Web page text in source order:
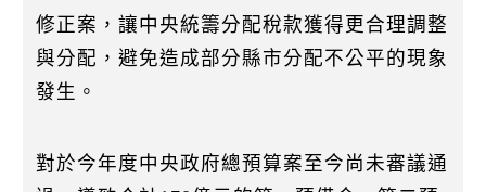
修正案，讓中央統籌分配稅款獲得更合理調整
與分配，避免造成部分縣市分配不公平的現象
發生。
對於今年度中央政府總預算案至今尚未審議通